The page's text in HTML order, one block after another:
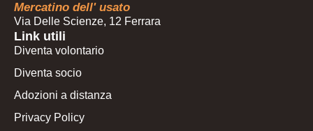
Mercatino dell' usato
Via Delle Scienze, 12 Ferrara
Link utili
Diventa volontario
Diventa socio
Adozioni a distanza
Privacy Policy